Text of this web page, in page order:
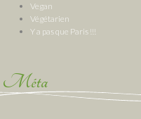
Vegan
Végétarien
Y a pas que Paris !!!
Méta